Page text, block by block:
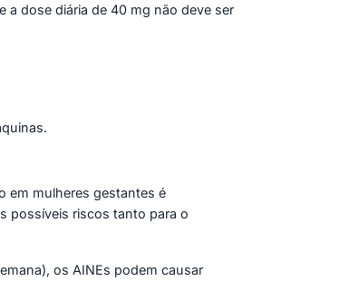
a dose diária de 40 mg não deve ser
em mulheres gestantes é
possíveis riscos tanto para o
os AINEs podem causar